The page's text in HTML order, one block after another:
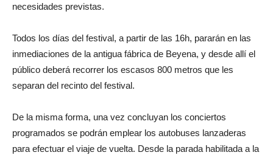
necesidades previstas.
Todos los días del festival, a partir de las 16h, pararán en las
inmediaciones de la antigua fábrica de Beyena, y desde allí el
público deberá recorrer los escasos 800 metros que les
separan del recinto del festival.
De la misma forma, una vez concluyan los conciertos
programados se podrán emplear los autobuses lanzaderas
para efectuar el viaje de vuelta. Desde la parada habilitada a la